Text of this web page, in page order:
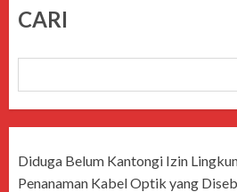
CARI
Diduga Belum Kantongi Izin
Penanaman Kabel Optik yang